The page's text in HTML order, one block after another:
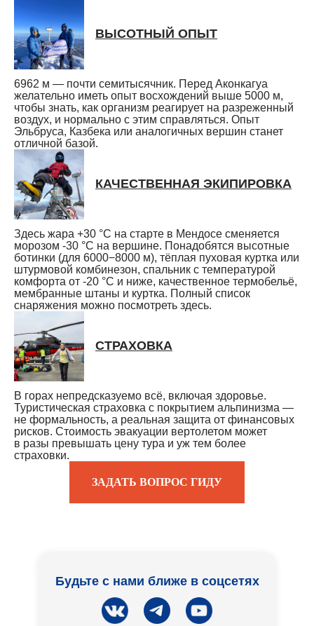
ВЫСОТНЫЙ ОПЫТ
6962 м — почти семитысячник. Перед Аконкагуа
желательно иметь опыт восхождений выше 5000 м,
чтобы знать, как организм реагирует на разреженный
воздух, и нормально с этим справляться. Опыт
Эльбруса, Казбека или аналогичных вершин станет
отличной базой.
КАЧЕСТВЕННАЯ ЭКИПИРОВКА
Здесь жара +30 °С на старте в Мендосе сменяется
морозом -30 °С на вершине. Понадобятся высотные
ботинки (для 6000−8000 м), тёплая пуховая куртка или
штурмовой комбинезон, спальник с температурой
комфорта от -20 °С и ниже, качественное термобельё,
мембранные штаны и куртка. Полный список
снаряжения можно посмотреть здесь.
СТРАХОВКА
В горах непредсказуемо всё, включая здоровье.
Туристическая страховка с покрытием альпинизма —
не формальность, а реальная защита от финансовых
рисков. Стоимость эвакуации вертолетом может
в разы превышать цену тура и уж тем более
страховки.
ЗАДАТЬ ВОПРОС ГИДУ
Будьте с нами ближе в соцсетях